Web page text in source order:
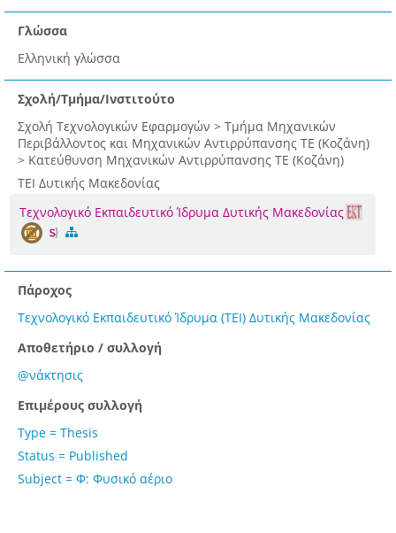
Γλώσσα
Ελληνική γλώσσα
Σχολή/Τμήμα/Ινστιτούτο
Σχολή Τεχνολογικών Εφαρμογών > Τμήμα Μηχανικών
Περιβάλλοντος και Μηχανικών Αντιρρύπανσης ΤΕ (Κοζάνη)
> Κατεύθυνση Μηχανικών Αντιρρύπανσης ΤΕ (Κοζάνη)
ΤΕΙ Δυτικής Μακεδονίας
Τεχνολογικό Εκπαιδευτικό Ίδρυμα Δυτικής Μακεδονίας
Πάροχος
Τεχνολογικό Εκπαιδευτικό Ίδρυμα (ΤΕΙ) Δυτικής Μακεδονίας
Αποθετήριο / συλλογή
@νάκτησις
Επιμέρους συλλογή
Type = Thesis
Status = Published
Subject = Φ: Φυσικό αέριο